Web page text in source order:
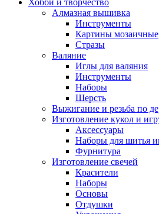
Хобби и творчество
Алмазная вышивка
Инструменты
Картины мозаичные
Стразы
Валяние
Иглы для валяния
Инструменты
Наборы
Шерсть
Выжигание и резьба по
Изготовление кукол и
Аксессуары
Наборы для шитья
Фурнитура
Изготовление свечей
Красители
Наборы
Основы
Отдушки